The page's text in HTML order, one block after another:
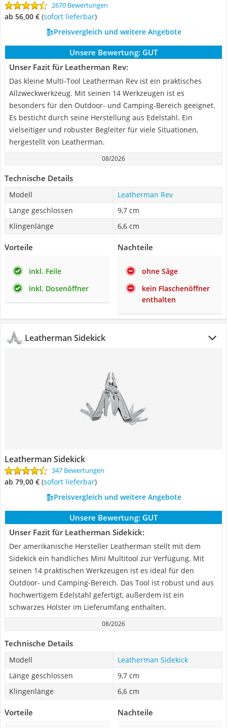
2670 Bewertungen
ab 56,00 € ( Sofort lieferbar)
Preisvergleich und weitere Angebote
Unsere Bewertung: GUT
Unser Fazit für Leatherman Rev:
Das kleine Multi-Tool Leatherman Rev ist ein praktisches
Allzweckwerkzeug. Mit seinen 14 Werkzeugen ist es
besonders für den Outdoor- und Camping-Bereich geeignet.
Es besticht durch seine Herstellung aus Edelstahl. Ein
vielseitiger und robuster Begleiter für viele Situationen,
hergestellt von Leatherman.
08/2026
Technische Details
Modell
Leatherman Rev
Länge geschlossen
9,7 cm
Klingenlänge
6,6 cm
Vorteile
inkl. Feile
inkl. Dosenöffner
Nachteile
ohne Säge
kein Flaschenöffner
enthalten
Leatherman Sidekick
Leatherman Sidekick
347 Bewertungen
ab 79,00 € ( Sofort lieferbar)
Preisvergleich und weitere Angebote
Unsere Bewertung: GUT
Unser Fazit für Leatherman Sidekick:
Der amerikanische Hersteller Leatherman stellt mit dem
Sidekick ein handliches Mini Multitool zur Verfügung. Mit
seinen 14 praktischen Werkzeugen ist es ideal für den
Outdoor- und Camping-Bereich. Das Tool ist robust und aus
hochwertigem Edelstahl gefertigt, außerdem ist ein
schwarzes Holster im Lieferumfang enthalten.
08/2026
Technische Details
Modell
Leatherman Sidekick
Länge geschlossen
9,7 cm
Klingenlänge
6,6 cm
Vorteile Nachteile